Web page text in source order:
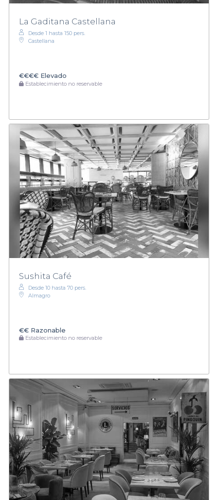
La Gaditana Castellana
Desde 1 hasta 150 pers.
Castellana
€€€€ Elevado
Establecimiento no reservable
Sushita Café
Desde 10 hasta 70 pers.
Almagro
€€ Razonable
Establecimiento no reservable